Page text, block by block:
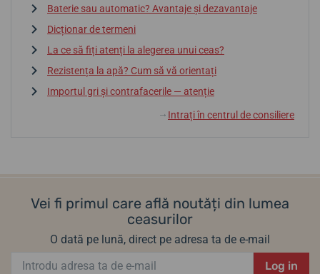
Baterie sau automatic? Avantaje și dezavantaje
Dicționar de termeni
La ce să fiți atenți la alegerea unui ceas?
Rezistența la apă? Cum să vă orientați
Importul gri și contrafacerile — atenție
↓ Intrați în centrul de consiliere
Vei fi primul care află noutăți din lumea
ceasurilor
O dată pe lună, direct pe adresa ta de e-mail
Log in